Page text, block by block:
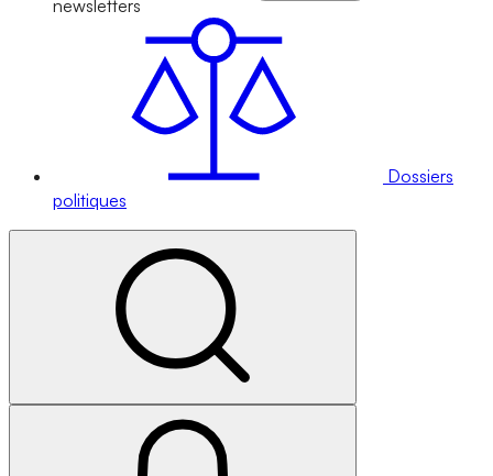
newsletters
Dossiers
politiques